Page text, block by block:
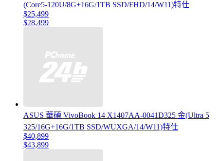
(Core5-120U/8G+16G/1TB SSD/FHD/14/W11)特仕
$25,499
$28,499
ASUS 華碩 VivoBook 14 X1407AA-0041D325 金(Ultra 5
325/16G+16G/1TB SSD/WUXGA/14/W11)特仕
$40,899
$43,899